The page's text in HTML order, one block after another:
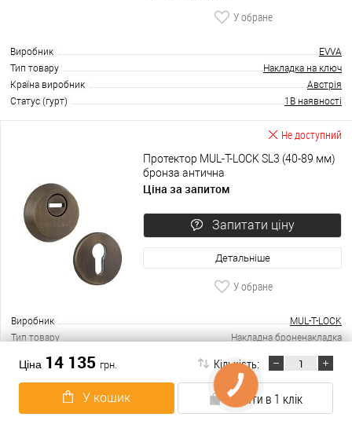
Ціна 14 135 грн. Кількість:
У кошик Купити в 1 клік
У обране
Виробник
EVVA
Тип товару
Накладка на ключ
Країна виробник
Австрія
Статус (гурт)
1В наявності
Не доступний
Протектор MUL-T-LOCK SL3 (40-89 мм)
бронза антична
Ціна за запитом
Запитати ціну
Детальніше
У обране
Виробник
MUL-T-LOCK
Тип товару
Накладна броненакладка
Країна виробник
Ізраїль
Модель броненакладки
MUL-T-LOCK SL3
Форма броненакладки
кругла